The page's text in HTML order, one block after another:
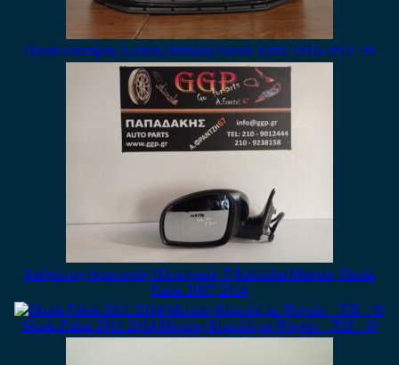
Προφυλακτήρας Εμπρός Μαύρος Skoda Fabia 2010-2014 / Θ
Καθρέπτης Αριστερός Ηλεκτρικός 5 Καλώδια Μαύρος Skoda
Fabia 2007-2014
Skoda Fabia 2011-2014 Μετόπη Κομπλέ με Ψυγεία – TSI – Θ